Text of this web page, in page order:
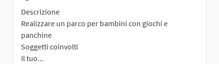
Descrizione
Realizzare un parco per bambini con giochi e
panchine
Soggetti coinvolti
Il tuo...